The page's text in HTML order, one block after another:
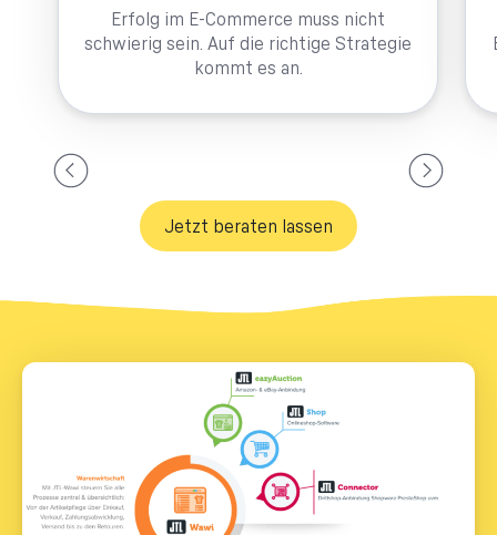
Erfolg im E-Commerce muss nicht
schwierig sein. Auf die richtige Strategie
kommt es an.
Jetzt beraten lassen